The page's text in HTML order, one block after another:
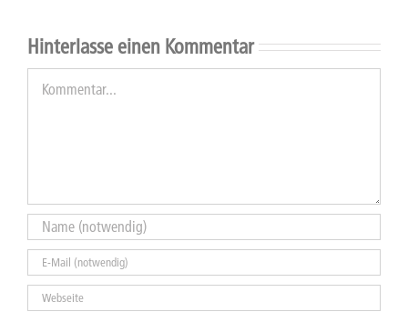
Hinterlasse einen Kommentar
Kommentar